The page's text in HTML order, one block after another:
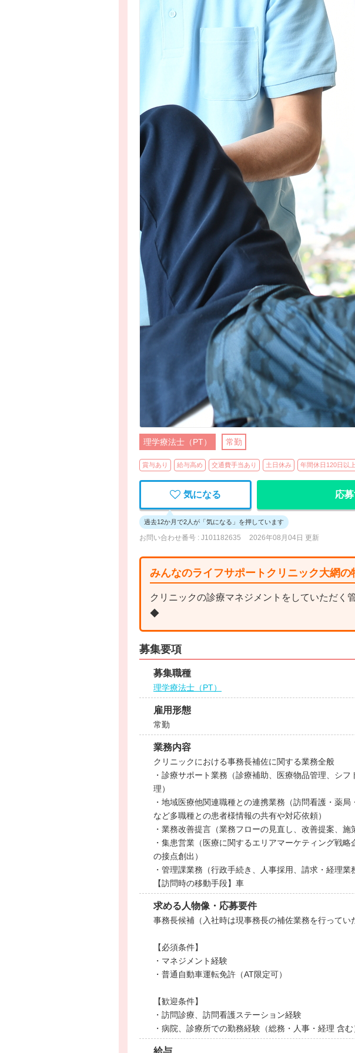
理学療法士（PT） 常勤
賞与あり 給与高め 交通費手当あり 土日休み 年間休日120日以上
気になる 応
過去12か月で2人が「気になる」を押しています
お問い合わせ番号 : J101182635 2026年08月04日 更新
みんなのライフサポートクリニック大網の
クリニックの診療マネジメントをしていただ
◆
募集要項
募集職種
理学療法士（PT）
雇用形態
常勤
業務内容
クリニックにおける事務長補佐に関する業務全般
・診療サポート業務（診療補助、医療物品管理、シフ
理）
・地域医療他関連職種との連携業務（訪問看護・薬局
など多職種との患者様情報の共有や対応依頼）
・業務改善提言（業務フローの見直し、改善提案、施
・集患営業（医療に関するエリアマーケティング戦略
の接点創出）
・管理課業務（行政手続き、人事採用、請求・経理業
【訪問時の移動手段】車
求める人物像・応募要件
事務長候補（入社時は現事務長の補佐業務を行ってい
【必須条件】
・マネジメント経験
・普通自動車運転免許（AT限定可）
【歓迎条件】
・訪問診療、訪問看護ステーション経験
・病院、診療所での勤務経験（総務・人事・経理 含む
給与